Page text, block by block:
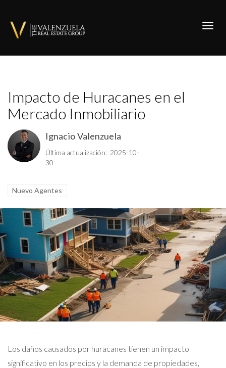
Impacto de Huracanes en el
Mercado Inmobiliario
Ignacio Valenzuela
Última actualización: 2025-10-
30
Nuevo Agentes
Los daños causados por huracanes tienen un impacto
significativo en los precios y la demanda de propiedades,